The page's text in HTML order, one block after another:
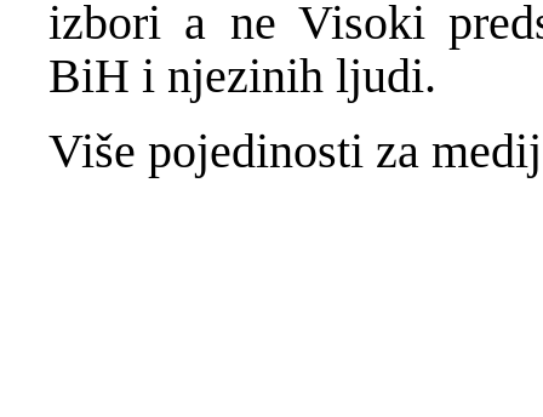
izbori a ne Visoki
BiH i njezinih ljudi.
Više pojedinosti za